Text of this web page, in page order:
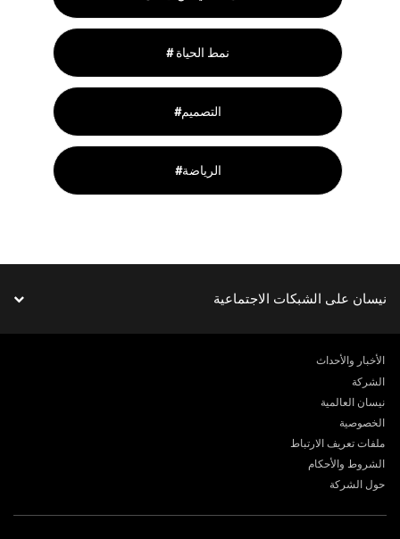
# نمط الحياة
#التصميم
#الرياضة
نيسان على الشبكات الاجتماعية
الأخبار والأحداث
الشركة
نيسان العالمية
الخصوصية
ملفات تعريف الارتباط
الشروط والأحكام
حول الشركة